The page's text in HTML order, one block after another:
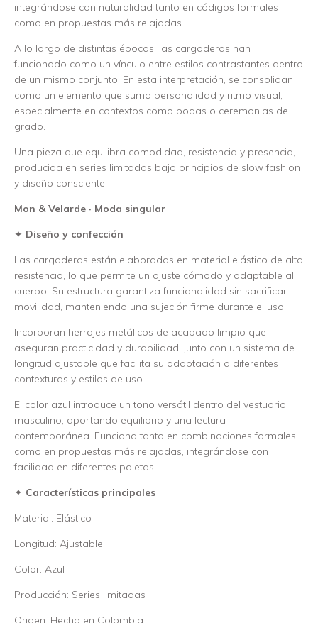
integrándose con naturalidad tanto en códigos formales
como en propuestas más relajadas.
A lo largo de distintas épocas, las cargaderas han
funcionado como un vínculo entre estilos contrastantes dentro
de un mismo conjunto. En esta interpretación, se consolidan
como un elemento que suma personalidad y ritmo visual,
especialmente en contextos como bodas o ceremonias de
grado.
Una pieza que equilibra comodidad, resistencia y presencia,
producida en series limitadas bajo principios de slow fashion
y diseño consciente.
Mon & Velarde · Moda singular
✦ Diseño y confección
Las cargaderas están elaboradas en material elástico de alta
resistencia, lo que permite un ajuste cómodo y adaptable al
cuerpo. Su estructura garantiza funcionalidad sin sacrificar
movilidad, manteniendo una sujeción firme durante el uso.
Incorporan herrajes metálicos de acabado limpio que
aseguran practicidad y durabilidad, junto con un sistema de
longitud ajustable que facilita su adaptación a diferentes
contexturas y estilos de uso.
El color azul introduce un tono versátil dentro del vestuario
masculino, aportando equilibrio y una lectura
contemporánea. Funciona tanto en combinaciones formales
como en propuestas más relajadas, integrándose con
facilidad en diferentes paletas.
✦ Características principales
Material: Elástico
Longitud: Ajustable
Color: Azul
Producción: Series limitadas
Origen: Hecho en Colombia